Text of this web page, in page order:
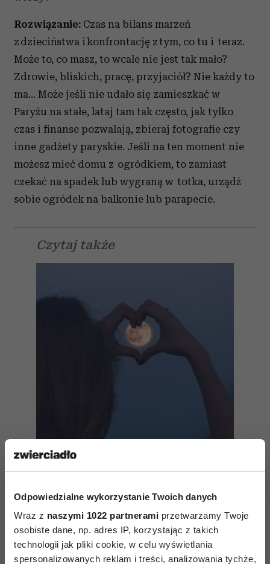
Odpowiedzialne wykorzystanie Twoich danych
Wraz z naszymi 1022 partnerami przetwarzamy Twoje
osobiste dane, np. adres IP, korzystając z takich
technologii jak pliki cookie, w celu wyświetlania
spersonalizowanych reklam i treści, analizowania tychże,
Rozwiązanie: Czas na bilans marzeń
z dzieciństwa i konfrontację z tym, co tu i teraz.
Może to, co masz, to wcale nie jest tak mało?
Zdrowie, bliskich, pracę, przyjaciół? Nie każdy to
ma… Może jeśli nie udało się zamieszkać w
Paryżu na stałe, lataj tam tak często, jak tylko
czas i finanse pozwalają, zbieraj fotografie czy
inne gadżety paryskie. Jeśli na ten moment nie
możesz mieć domu z ogródkiem, to zamiast
czekać na spadek lub wygraną w totka, urządź
sobie ogródek na balkonie lub parapecie.
Czytaj także
Jak spełniać marzenia? Metoda:
– co to za sposób i jak go
poprawnie praktykować?